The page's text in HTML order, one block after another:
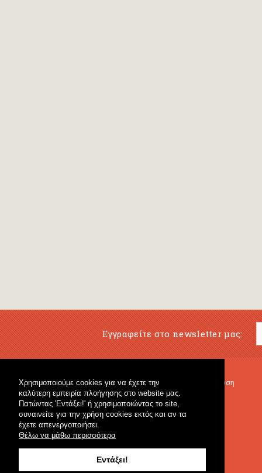
Χρησιμοποιούμε cookies για να έχετε την
καλύτερη εμπειρία πλοήγησης στο website μας.
Πατώντας 'Εντάξει!' ή χρησιμοποιώντας το site,
συναινείτε για την χρήση cookies εκτός και αν τα
έχετε απενεργοποιήσει.
Θέλω να μάθω περισσότερα
Εντάξει!
Εγγραφείτε στο newsletter μας:
Μουσικό Βιβλιοπωλείο
Κρουστά & Εκπαιδευτικό Υλικό
Γενικό Βιβλιοπωλείο
Μουσική Εκπαίδευση
Fagotto Blog